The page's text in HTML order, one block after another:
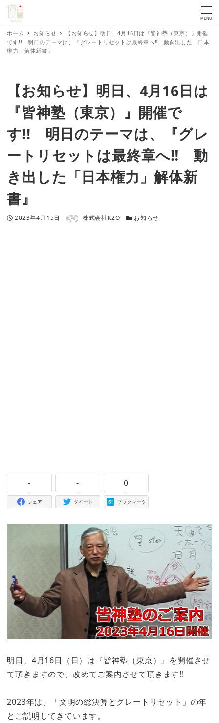
MENU
ホーム お知らせ
【お知らせ】明日、4月16日は『皆神塾（東京）』開催
です!! 明日のテーマは、『グレートリセットは最終章へ‼ 動き出した「日本
権力」解体新書』
【お知らせ】明日、4月16日は
『皆神塾（東京）』開催で
す!! 明日のテーマは、『グレ
ートリセットは最終章へ‼ 動
き出した「日本権力」解体新
書』
投稿日
2023年4月15日 著者 株式会社K2O カテゴリー
お知らせ
-
シェア
-
ツイート
0
ブックマーク
明日、4月16日（日）は『皆神塾（東京）』を開催させ
て頂きますので、改めてご案内させて頂きます!!
2023年は、「文明の総決算とグレートリセット」の年
とご説明してきています。